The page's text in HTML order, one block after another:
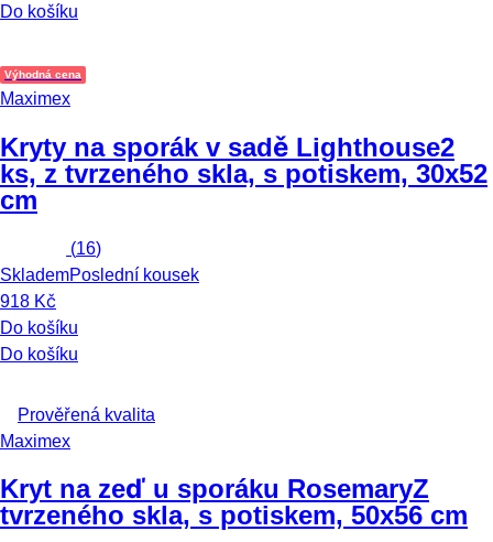
Do košíku
Výhodná cena
Maximex
Kryty na sporák v sadě Lighthouse2
ks, z tvrzeného skla, s potiskem, 30x52
cm
(16)
SklademPoslední kousek
918 Kč
Do košíku
Do košíku
Prověřená kvalita
Maximex
Kryt na zeď u sporáku RosemaryZ
tvrzeného skla, s potiskem, 50x56 cm